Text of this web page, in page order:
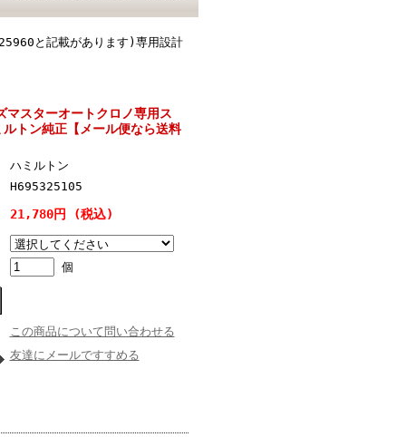
と記載があります)専用設計
スターオートクロノ専用ス
トン純正【メール便なら送料
ハミルトン
H695325105
21,780円 (税込)
個
この商品について問い合わせる
友達にメールですすめる